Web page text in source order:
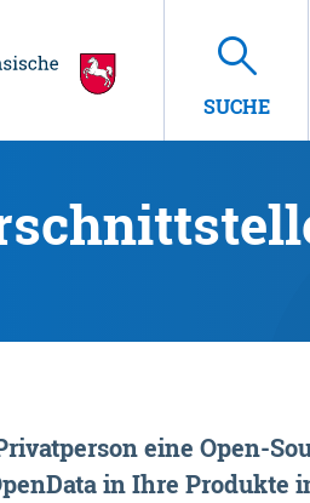
SUCHE
eine Open-
in Ihre Produkte